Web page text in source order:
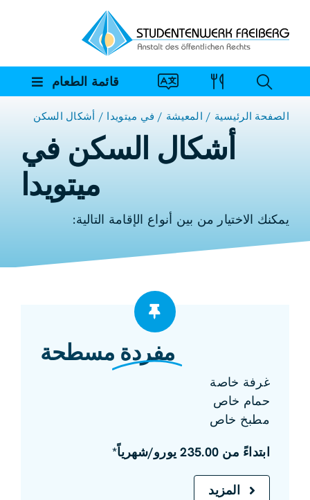
قائمة الطعام
الصفحة الرئيسية المعيشة في ميتويدا أشكال السكن
أشكال السكن في
ميتويدا
يمكنك الاختيار من بين أنواع الإقامة التالية:
مفردة مسطحة
غرفة خاصة
حمام خاص
مطبخ خاص
ابتداءً من 235.00 يورو/شهرياً*
المزيد